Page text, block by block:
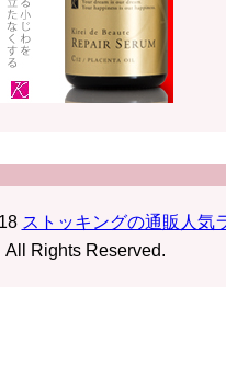
ストッキングの通販人気
All Rights Reserved.